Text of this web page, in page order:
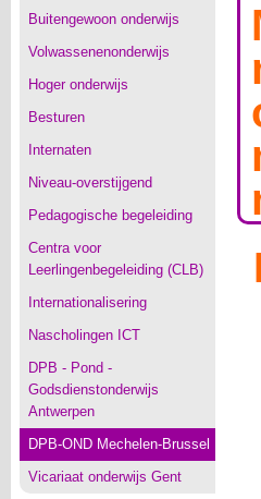
Buitengewoon onderwijs
Volwassenenonderwijs
Hoger onderwijs
Besturen
Internaten
Niveau-overstijgend
Pedagogische begeleiding
Centra voor
Leerlingenbegeleiding (CLB)
Internationalisering
Nascholingen ICT
DPB - Pond -
Godsdienstonderwijs
Antwerpen
DPB-OND Mechelen-Brussel
Vicariaat onderwijs Gent